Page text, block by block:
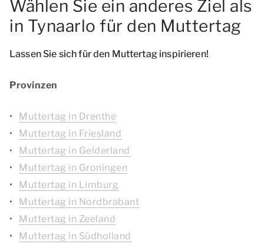
Wählen Sie ein anderes Ziel als
in Tynaarlo für den Muttertag
Lassen Sie sich für den Muttertag inspirieren!
Provinzen
Muttertag in Drenthe
Muttertag in Friesland
Muttertag in Gelderland
Muttertag in Groningen
Muttertag in Limburg
Muttertag in Nordbrabant
Muttertag in Zeeland
Muttertag in Südholland